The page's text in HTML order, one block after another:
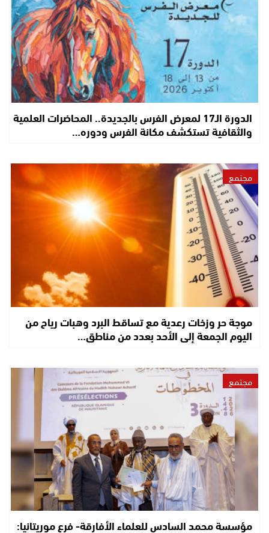
الدورة الـ17 لمعرض الفرس بالجديدة.. المحاضرات العلمية
والثقافية تستكشف مكانة الفرس ودوره…
مجتمع
موجة حر وزخات رعدية مع تساقط البرد وهبات رياح من
اليوم الجمعة إلى الأحد بعدد من مناطق…
مجتمع
مؤسسة محمد السادس للعلماء الأفارقة- فرع موريتانيا: